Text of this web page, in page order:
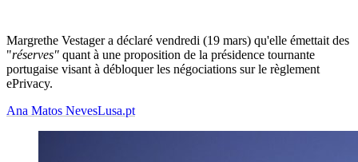
Margrethe Vestager a déclaré vendredi (19 mars) qu'elle émettait des
"réserves" quant à une proposition de la présidence tournante
portugaise visant à débloquer les négociations sur le règlement
ePrivacy.
Ana Matos NevesLusa.pt